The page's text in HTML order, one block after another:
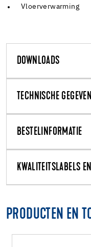
Vloerverwarming
DOWNLOADS
TECHNISCHE
BESTELINFORMATIE
KWALITEITSLABELS
PRODUCTEN EN